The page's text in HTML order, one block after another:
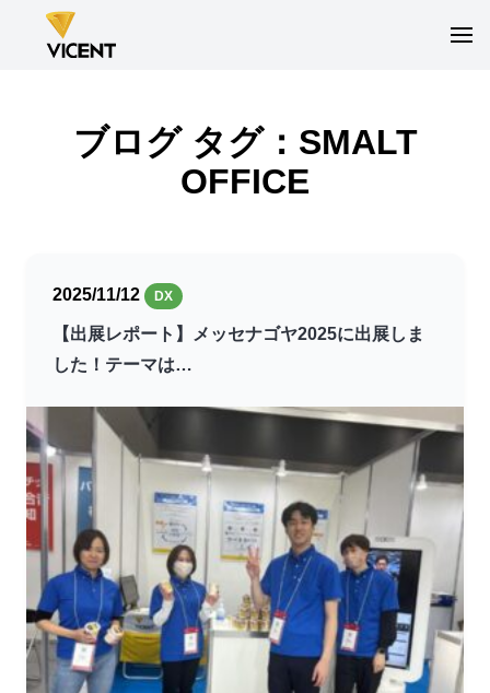
ブログ タグ：SMALT
OFFICE
2025/11/12 DX
【出展レポート】メッセナゴヤ2025に出展しま
した！テーマは…